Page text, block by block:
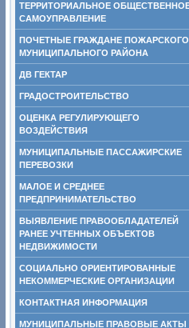
ТЕРРИТОРИАЛЬНОЕ
САМОУПРАВЛЕНИЕ
ПОЧЕТНЫЕ ГРАЖДАНЕ ПОЖАРСКОГО
МУНИЦИПАЛЬНОГО РАЙОНА
ДВ ГЕКТАР
ГРАДОСТРОИТЕЛЬСТВО
ОЦЕНКА РЕГУЛИРУЮЩЕГО
ВОЗДЕЙСТВИЯ
МУНИЦИПАЛЬНЫЕ ПАССАЖИРСКИЕ
ПЕРЕВОЗКИ
МАЛОЕ И СРЕДНЕЕ
ПРЕДПРИНИМАТЕЛЬСТВО
ВЫЯВЛЕНИЕ ПРАВООБЛАДАТЕЛЕЙ
РАНЕЕ УЧТЕННЫХ ОБЪЕКТОВ
НЕДВИЖИМОСТИ
СОЦИАЛЬНО ОРИЕНТИРОВАННЫЕ
НЕКОММЕРЧЕСКИЕ ОРГАНИЗАЦИИ
КОНТАКТНАЯ ИНФОРМАЦИЯ
МУНИЦИПАЛЬНЫЕ ПРАВОВЫЕ АКТЫ